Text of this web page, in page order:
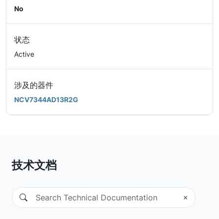
No
状态
Active
涉及的器件
NCV7344AD13R2G
技术文档